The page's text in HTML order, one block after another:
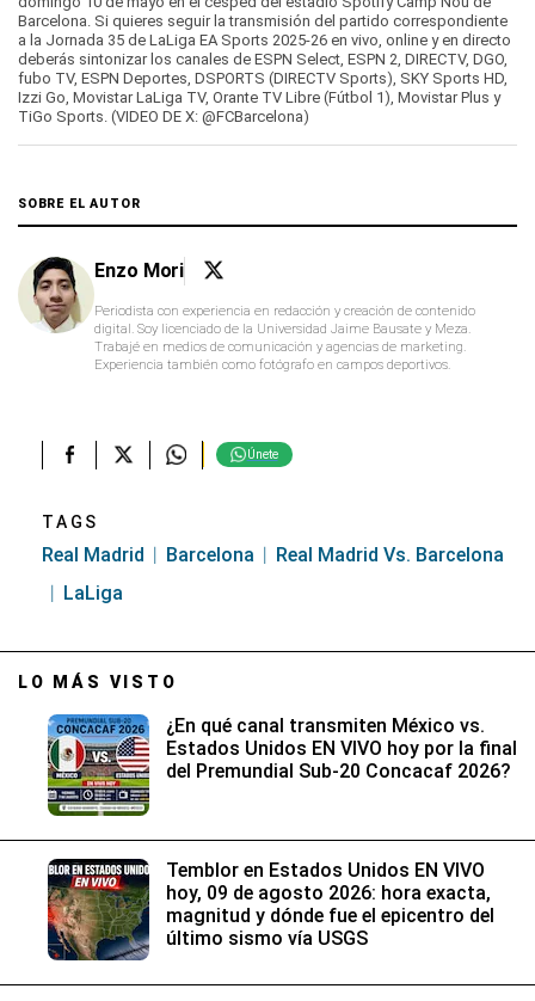
23
seconds
Barcelona. Si quieres seguir la transmisión del partido correspondiente
a la Jornada 35 de LaLiga EA Sports 2025-26 en vivo, online y en directo
deberás sintonizar los canales de ESPN Select, ESPN 2, DIRECTV, DGO,
fubo TV, ESPN Deportes, DSPORTS (DIRECTV Sports), SKY Sports HD,
Izzi Go, Movistar LaLiga TV, Orante TV Libre (Fútbol 1), Movistar Plus y
TiGo Sports. (VIDEO DE X: @FCBarcelona)
SOBRE EL AUTOR
Enzo Mori
Periodista con experiencia en redacción y creación de contenido
digital. Soy licenciado de la Universidad Jaime Bausate y Meza.
Trabajé en medios de comunicación y agencias de marketing.
Experiencia también como fotógrafo en campos deportivos.
Únete
TAGS
Real Madrid Barcelona
Real Madrid Vs. Barcelona
LaLiga
LO MÁS VISTO
¿En qué canal transmiten México vs.
Estados Unidos EN VIVO hoy por la final
del Premundial Sub-20 Concacaf 2026?
Temblor en Estados Unidos EN VIVO
hoy, 09 de agosto 2026: hora exacta,
magnitud y dónde fue el epicentro del
último sismo vía USGS